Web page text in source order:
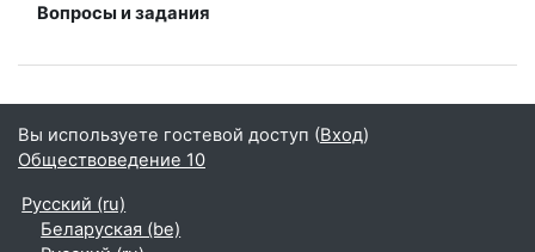
Вопросы и задания
Вы используете гостевой доступ (Вход)
Обществоведение 10
Русский ‎(ru)‎
Беларуская ‎(be)‎